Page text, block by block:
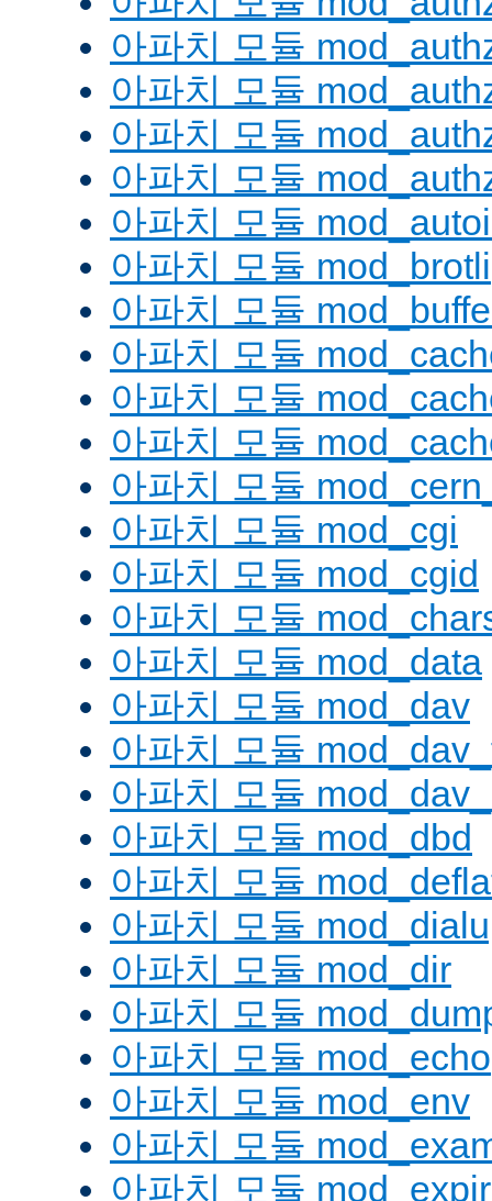
아파치 모듈
아파치 모듈
아파치 모듈
아파치 모듈
아파치 모듈
아파치 모듈 mod_brotli
아파치 모듈
아파치 모듈
아파치 모듈
아파치 모듈
아파치 모듈
아파치 모듈 mod_cgi
아파치 모듈 mod_cgid
아파치 모듈
아파치 모듈 mod_data
아파치 모듈 mod_dav
아파치 모듈
아파치 모듈
아파치 모듈 mod_dbd
아파치 모듈
아파치 모듈
아파치 모듈 mod_dir
아파치 모듈
아파치 모듈 mod_echo
아파치 모듈 mod_env
아파치 모듈
아파치 모듈